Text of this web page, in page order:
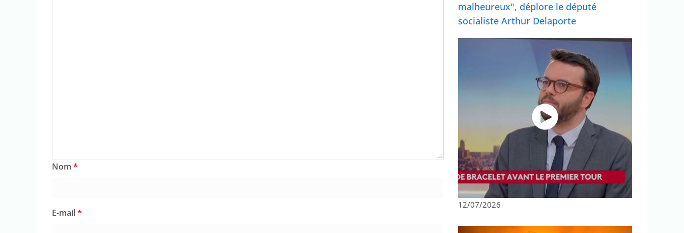
Nom *
E-mail*
malheureux", déplore le député
socialiste Arthur Delaporte
12/07/2026